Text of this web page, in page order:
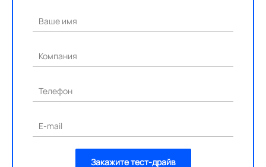
Ваше имя
Компания
Телефон
E-mail
Закажите тест-драйв